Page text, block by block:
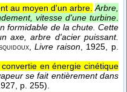
au moyen d'un arbre. Arbre,
vitesse d'une turbine.
formidable de la chute. Cette
axe, arbre d'acier puissant.
,Livre raison, 1925, p.
en énergie cinétique
se fait entièrement dans
, p. 255).